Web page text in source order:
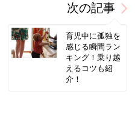
次の記事
育児中に孤独を
感じる瞬間ラン
キング！乗り越
えるコツも紹
介！